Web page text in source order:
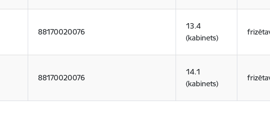
88170020076
13.4
(kabinets)
88170020076
14.1
(kabinets)